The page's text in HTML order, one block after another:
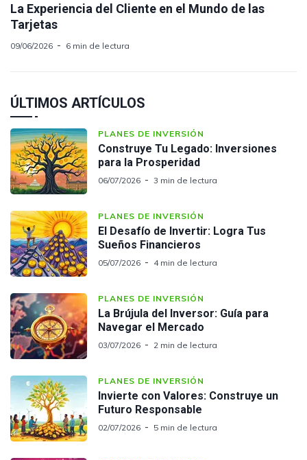
La Experiencia del Cliente en el Mundo de las
Tarjetas
09/06/2026 6 min de lectura
ÚLTIMOS ARTÍCULOS
PLANES DE INVERSIÓN
Construye Tu Legado: Inversiones
para la Prosperidad
06/07/2026 3 min de lectura
PLANES DE INVERSIÓN
El Desafío de Invertir: Logra Tus
Sueños Financieros
05/07/2026 4 min de lectura
PLANES DE INVERSIÓN
La Brújula del Inversor: Guía para
Navegar el Mercado
03/07/2026 2 min de lectura
PLANES DE INVERSIÓN
Invierte con Valores: Construye un
Futuro Responsable
02/07/2026 5 min de lectura